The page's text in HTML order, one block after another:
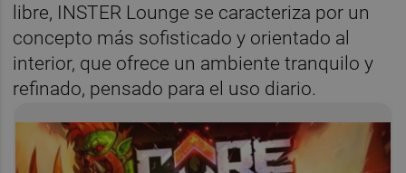
libre, INSTER Lounge se caracteriza por un
concepto más sofisticado y orientado al
interior, que ofrece un ambiente tranquilo y
refinado, pensado para el uso diario.